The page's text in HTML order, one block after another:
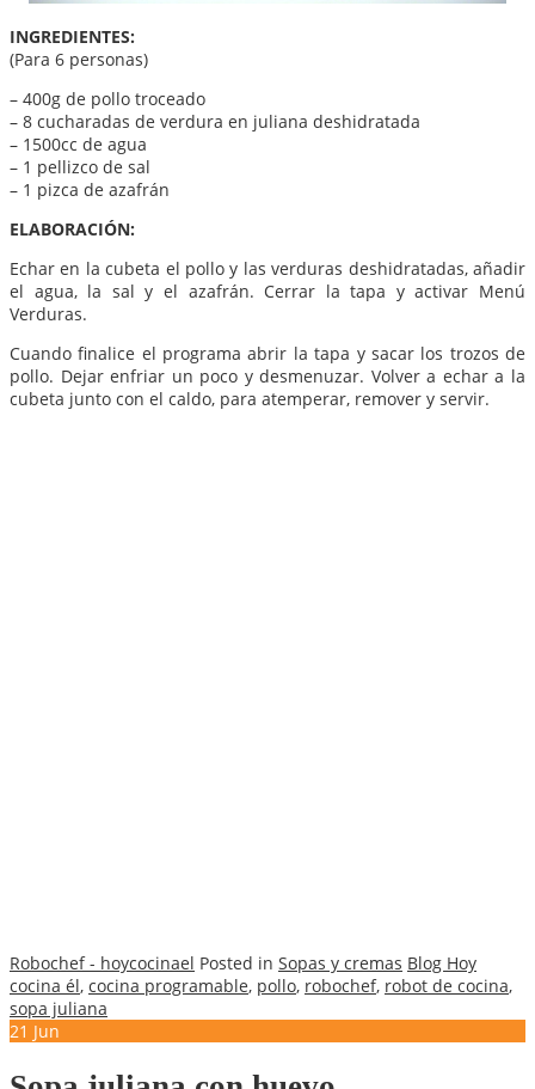
INGREDIENTES:
(Para 6 personas)
– 400g de pollo troceado
– 8 cucharadas de verdura en juliana deshidratada
– 1500cc de agua
– 1 pellizco de sal
– 1 pizca de azafrán
ELABORACIÓN:
Echar en la cubeta el pollo y las verduras deshidratadas, añadir
el agua, la sal y el azafrán. Cerrar la tapa y activar Menú
Verduras.
Cuando finalice el programa abrir la tapa y sacar los trozos de
pollo. Dejar enfriar un poco y desmenuzar. Volver a echar a la
cubeta junto con el caldo, para atemperar, remover y servir.
Robochef - hoycocinael Posted in Sopas y cremas Blog Hoy
cocina él, cocina programable, pollo, robochef, robot de cocina,
sopa juliana
21 Jun